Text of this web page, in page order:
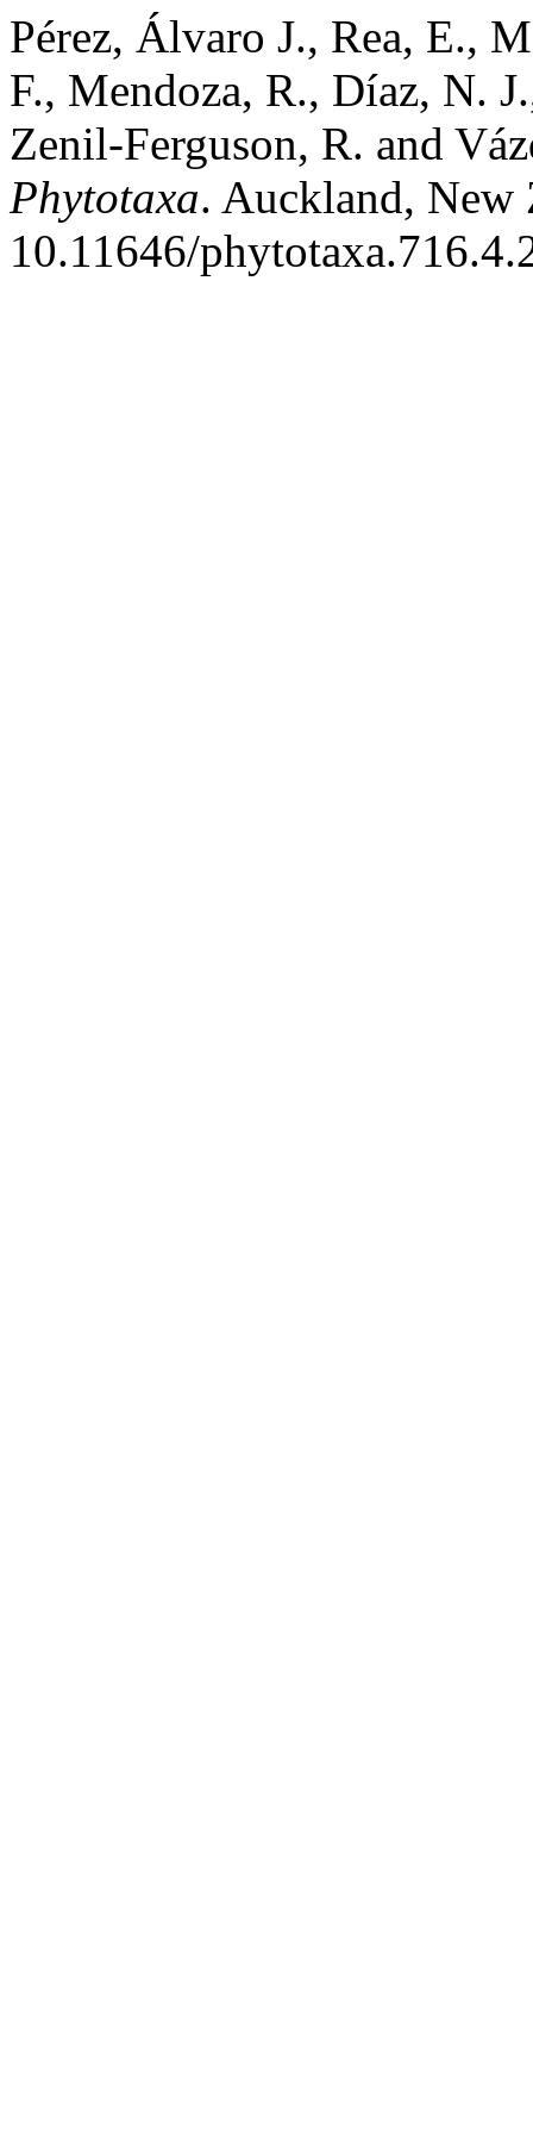
Pérez, Álvaro J., Rea, E.,
F., Mendoza, R., Díaz, N.
Zenil-Ferguson, R. and
Phytotaxa. Auckland, New
10.11646/